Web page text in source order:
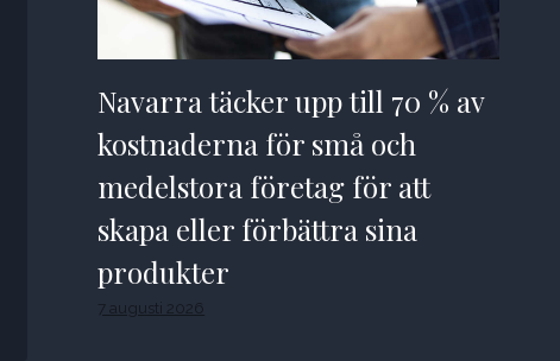
Navarra täcker upp till 70 % av
kostnaderna för små och
medelstora företag för att
skapa eller förbättra sina
produkter
7 augusti 2026